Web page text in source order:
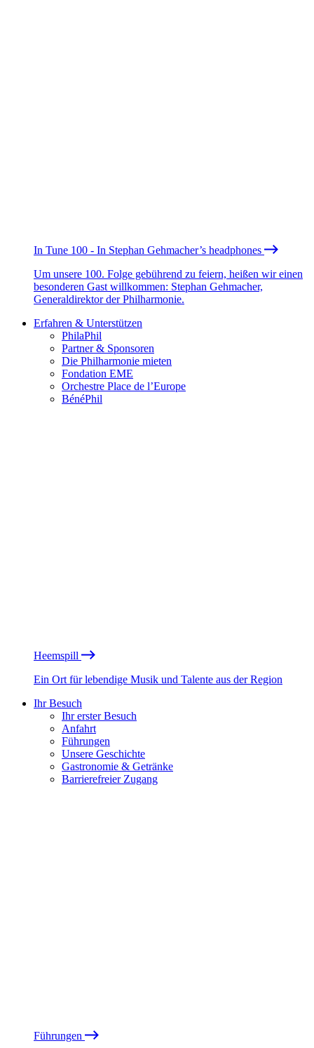
In Tune 100 - In Stephan Gehmacher’s headphones
Um unsere 100. Folge gebührend zu feiern, heißen wir einen
besonderen Gast willkommen: Stephan Gehmacher,
Generaldirektor der Philharmonie.
Erfahren & Unterstützen
PhilaPhil
Partner & Sponsoren
Die Philharmonie mieten
Fondation EME
Orchestre Place de l’Europe
BénéPhil
Heemspill
Ein Ort für lebendige Musik und Talente aus der Region
Ihr Besuch
Ihr erster Besuch
Anfahrt
Führungen
Unsere Geschichte
Gastronomie & Getränke
Barrierefreier Zugang
Führungen